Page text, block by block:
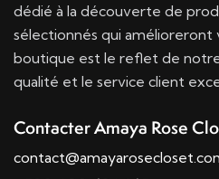
dédié à la découverte de
sélectionnés qui
boutique est le reflet de
qualité et le service client
Contacter Amaya Rose